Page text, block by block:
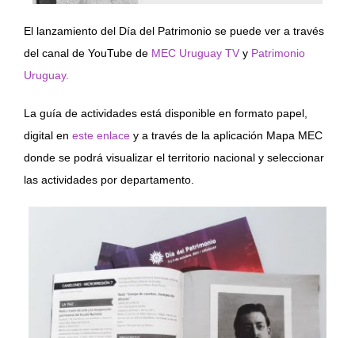
El lanzamiento del Día del Patrimonio se puede ver a través
del canal de YouTube de MEC Uruguay TV y Patrimonio
Uruguay.
La guía de actividades está disponible en formato papel,
digital en este enlace y a través de la aplicación Mapa MEC
donde se podrá visualizar el territorio nacional y seleccionar
las actividades por departamento.